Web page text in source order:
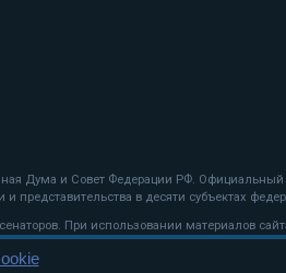
Дума и Совет Федерации РФ. Официальный
представительства в десяти субъектах
При использовании материалов